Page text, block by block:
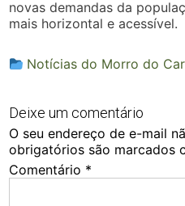
novas demandas da
mais horizontal e acessível.
Notícias do Morro do
Deixe um comentário
O seu endereço de e-mail
obrigatórios são marcados
Comentário *